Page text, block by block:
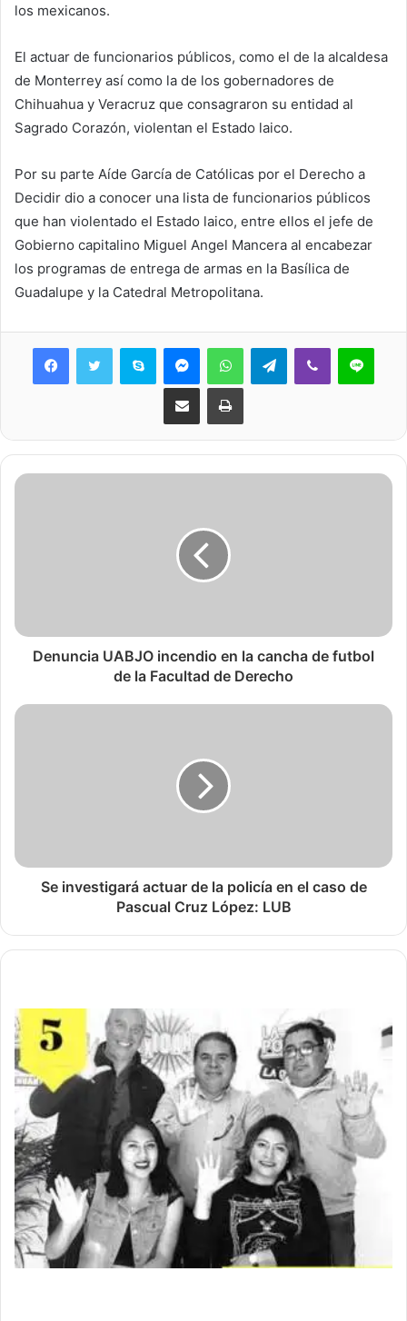
los mexicanos.
El actuar de funcionarios públicos, como el de la alcaldesa
de Monterrey así como la de los gobernadores de
Chihuahua y Veracruz que consagraron su entidad al
Sagrado Corazón, violentan el Estado laico.
Por su parte Aíde García de Católicas por el Derecho a
Decidir dio a conocer una lista de funcionarios públicos
que han violentado el Estado laico, entre ellos el jefe de
Gobierno capitalino Miguel Angel Mancera al encabezar
los programas de entrega de armas en la Basílica de
Guadalupe y la Catedral Metropolitana.
Skype MessengerWhatsAppTelegramViber Line
Share via Email Print
Denuncia UABJO incendio en la cancha de futbol
de la Facultad de Derecho
Se investigará actuar de la policía en el caso de
Pascual Cruz López: LUB